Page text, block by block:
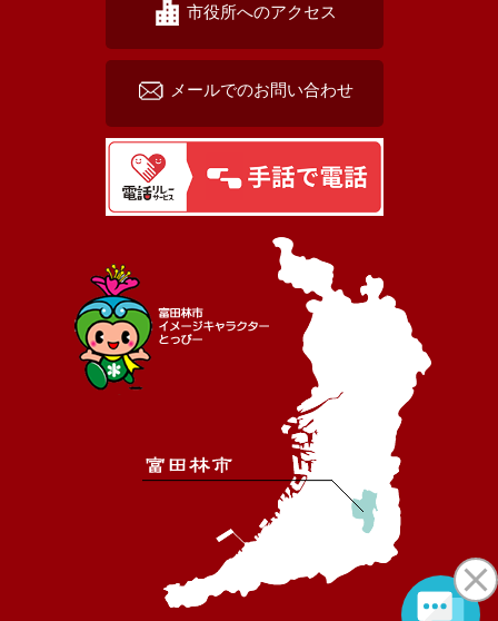
市役所へのアクセス
メールでのお問い合わせ